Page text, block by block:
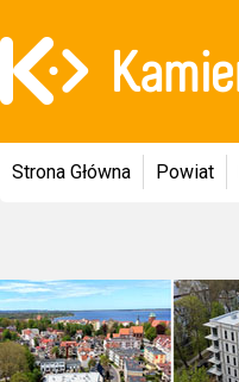
Strona Główna Powiat